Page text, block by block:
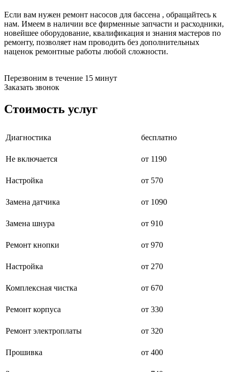
биноклей
блендеров
блинниц
блоков автоматики насосов
блоков диспетчеризации
блоков подключения
блоков управления
брошюраторов
буферных накопителей
бутербродниц
чайников
чебуречниц
чиллеров
датчиков протечки
дегидраторов
депозитных машин
Если вам нужен ремонт насосов для бассена , обращайтесь к
нам. Имеем в наличии все фирменные запчасти и расходники,
новейшее оборудование, квалификация и знания мастеров по
ремонту, позволяет нам проводить без дополнительных
наценок ремонтные работы любой сложности.
Перезвоним в течение 15 минут
Заказать звонок
Стоимость услуг
Диагностика бесплатно
Не включается от 1190
Настройка от 570
Замена датчика от 1090
Замена шнура от 910
Ремонт кнопки от 970
Настройка от 270
Комплексная чистка от 670
Ремонт корпуса от 330
Ремонт электроплаты от 320
Прошивка от 400